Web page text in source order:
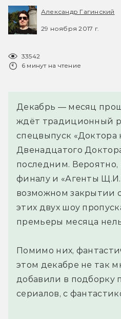
Александр Гагинский
29 ноября 2017 г.
33542
6 минут на чтение
Декабрь — месяц
ждёт традиционный
спецвыпуск «Доктора
Двенадцатого
последним.
финалу и «Агенты
возможном закрытии
этих двух шоу
премьеры месяца
Помимо них,
этом декабре не так
добавили в подборку
сериалов, с